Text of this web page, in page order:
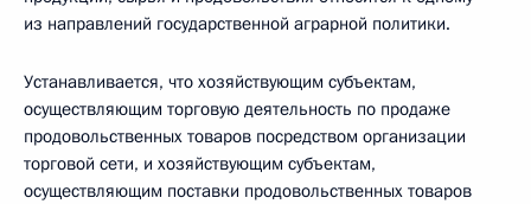
из направлений государственной аграрной политики.
Устанавливается, что хозяйствующим субъектам,
осуществляющим торговую деятельность по продаже
продовольственных товаров посредством организации
торговой сети, и хозяйствующим субъектам,
осуществляющим поставки продовольственных товаров